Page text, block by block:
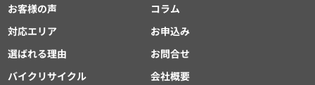
お客様の声
対応エリア
選ばれる理由
バイクリサイクル
コラム
お申込み
お問合せ
会社概要